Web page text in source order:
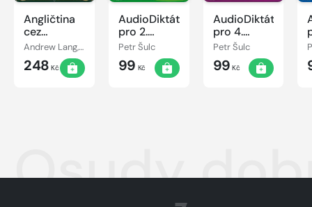
Angličtina
cez
rozprávky
(7+)
Andrew Lang, Róbert Hodoši
248 Kč
AudioDiktáty
pro 2.
ročník
Petr Šulc
99 Kč
AudioDiktáty
pro 4.
ročník
Petr Šulc
99 Kč
Osudy